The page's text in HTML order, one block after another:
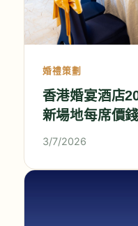
婚禮策劃
香港婚宴酒店
新場地每席價
較
3/7/2026